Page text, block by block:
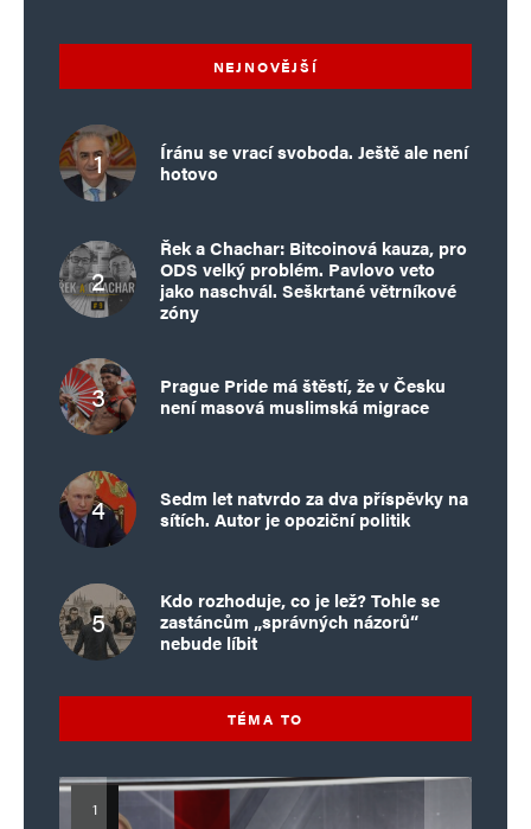
NEJNOVĚJŠÍ
Íránu se vrací svoboda. Ještě ale není
hotovo
Řek a Chachar: Bitcoinová kauza, pro
ODS velký problém. Pavlovo veto
jako naschvál. Seškrtané větrníkové
zóny
Prague Pride má štěstí, že v Česku
není masová muslimská migrace
Sedm let natvrdo za dva příspěvky na
sítích. Autor je opoziční politik
Kdo rozhoduje, co je lež? Tohle se
zastáncům „správných názorů“
nebude líbit
TÉMA TO